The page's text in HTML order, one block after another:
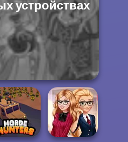
устройствах